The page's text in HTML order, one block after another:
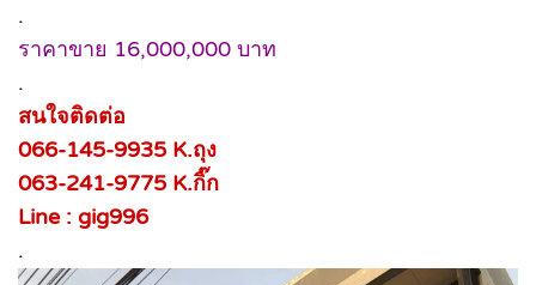
.
ราคาขาย 16,000,000 บาท
.
สนใจติดต่อ
066-145-9935 K.ถุง
063-241-9775 K.กิ๊ก
Line : gig996
.